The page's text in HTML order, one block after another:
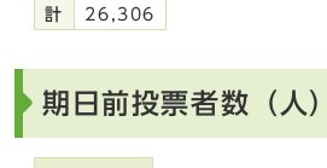
計 26,306
期日前投票者数（人）